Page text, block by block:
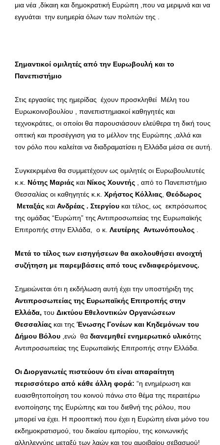
μια νέα ,δίκαιη και δημοκρατική Ευρώπη ,που να μεριμνά και να
εγγυάται την ευημερία όλων των πολιτών της .
Σημαντικοί ομιλητές από την Ευρωβουλή και το
Πανεπιστήμιο
Στις εργασίες της ημερίδας έχουν προσκληθεί Μέλη του
Ευρωκοινοβουλίου , πανεπιστημιακοί καθηγητές και
τεχνοκράτες, οι οποίοι θα παρουσιάσουν ελεύθερα τη δική τους
οπτική και προσέγγιση για το μέλλον της Ευρώπης ,αλλά και
τον ρόλο που καλείται να διαδραματίσει η Ελλάδα μέσα σε αυτή.
Συγκεκριμένα θα συμμετέχουν ως ομιλητές οι Ευρωβουλευτές
κ.κ. Νότης Μαριάς και Νίκος Χουντής , από το Πανεπιστήμιο
Θεσσαλίας οι καθηγητές κ.κ. Χρήστος Κόλλιας Θεόδωρος
Μεταξάς και Ανδρέας . Στεργίου και τέλος, ως εκπρόσωπος
της ομάδας “Ευρώπη” της Αντιπροσωπείας της Ευρωπαϊκής
Επιτροπής στην Ελλάδα, ο κ. Λευτέρης Αντωνόπουλος
Μετά το τέλος των εισηγήσεων θα ακολουθήσει ανοιχτή
συζήτηση με παρεμβάσεις από τους ενδιαφερόμενους.
Σημειώνεται ότι η εκδήλωση αυτή έχει την υποστήριξη της
Αντιπροσωπείας της Ευρωπαϊκής Επιτροπής στην
Ελλάδα, του Δικτύου Εθελοντικών Οργανώσεων
Θεσσαλίας και της Ένωσης Γονέων και Κηδεμόνων του
Δήμου Βόλου ,ενώ θα διανεμηθεί ενημερωτικό υλικότης
Αντιπροσωπείας της Ευρωπαϊκής Επιτροπής στην Ελλάδα.
Οι Διοργανωτές πιστεύουν ότι είναι απαραίτητη
περισσότερο από κάθε άλλη φορά: “η ενημέρωση και
ευαισθητοποίηση του κοινού πάνω στο θέμα της περαιτέρω
ενοποίησης της Ευρώπης και του διεθνή της ρόλου, που
μπορεί να έχει. Η προοπτική που έχει η Ευρώπη είναι μόνο του
εκδημοκρατισμού, του δικαίου εμπορίου, της κοινωνικής
αλληλεγγύης μεταξύ των λαών και του αμοιβαίου σεβασμού!